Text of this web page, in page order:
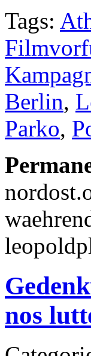
Tags:
Berlin,
Parko,
nos